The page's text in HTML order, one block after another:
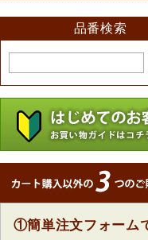
品番検索
①簡単注文フォーム